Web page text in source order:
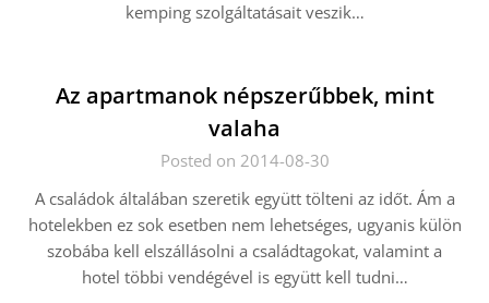
kemping szolgáltatásait veszik…
Az apartmanok népszerűbbek, mint
valaha
Posted on 2014-08-30
A családok általában szeretik együtt tölteni az időt. Ám a
hotelekben ez sok esetben nem lehetséges, ugyanis külön
szobába kell elszállásolni a családtagokat, valamint a
hotel többi vendégével is együtt kell tudni…